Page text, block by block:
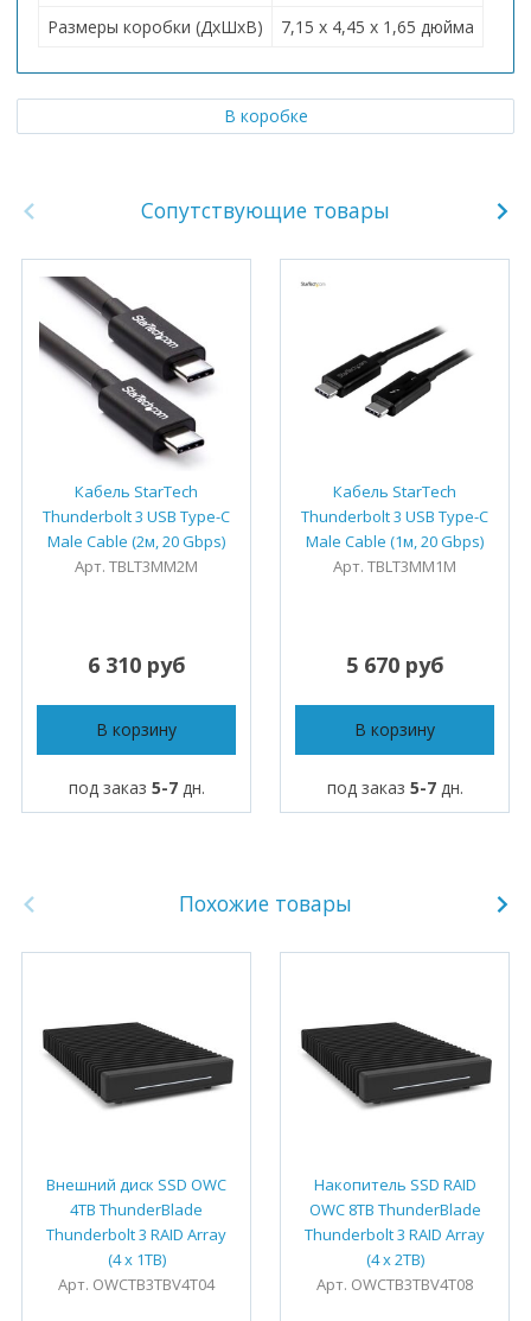
Размеры коробки (ДхШхВ)
7,15 x 4,45 x 1,65 дюйма
В коробке
Сопутствующие товары
Кабель StarTech
Thunderbolt 3 USB Type-C
Male Cable (2м, 20 Gbps)
Арт. TBLT3MM2M
6 310 руб
В корзину
под заказ 5-7дн.
Кабель StarTech
Thunderbolt 3 USB Type-C
Male Cable (1м, 20 Gbps)
Арт. TBLT3MM1M
5 670 руб
В корзину
под заказ 5-7дн.
Похожие товары
Внешний диск SSD OWC
4TB ThunderBlade
Thunderbolt 3 RAID Array
(4 x 1TB)
Арт. OWCTB3TBV4T04
Накопитель SSD RAID
OWC 8TB ThunderBlade
Thunderbolt 3 RAID Array
(4 x 2TB)
Арт. OWCTB3TBV4T08